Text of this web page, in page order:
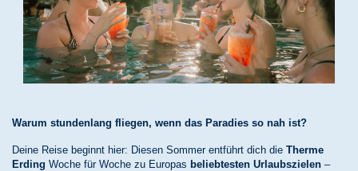
Warum stundenlang fliegen, wenn das Paradies so nah ist?
Deine Reise beginnt hier: Diesen Sommer entführt dich die Therme
Erding Woche für Woche zu Europas beliebtesten Urlaubszielen –